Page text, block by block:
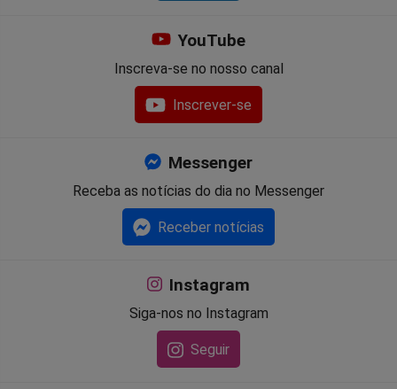
YouTube
Inscreva-se no nosso canal
Inscrever-se
Messenger
Receba as notícias do dia no Messenger
Receber notícias
Instagram
Siga-nos no Instagram
Seguir